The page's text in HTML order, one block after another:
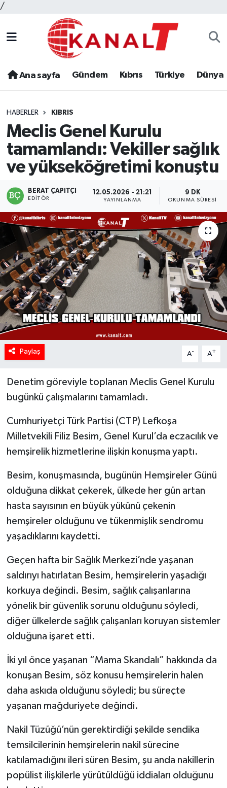
/
Ana sayfa Gündem Kıbrıs Türkiye Dünya
HABERLER KIBRIS
Meclis Genel Kurulu
tamamlandı: Vekiller sağlık
ve yükseköğretimi konuştu
BERAT ÇAPITÇI
EDITÖR
12.05.2026 - 21:21
YAYINLANMA
9 DK
OKUNMA SÜRESI
Paylaş A- A+
Denetim göreviyle toplanan Meclis Genel Kurulu
bugünkü çalışmalarını tamamladı.
Cumhuriyetçi Türk Partisi (CTP) Lefkoşa
Milletvekili Filiz Besim, Genel Kurul’da eczacılık ve
hemşirelik hizmetlerine ilişkin konuşma yaptı.
Besim, konuşmasında, bugünün Hemşireler Günü
olduğuna dikkat çekerek, ülkede her gün artan
hasta sayısının en büyük yükünü çekenin
hemşireler olduğunu ve tükenmişlik sendromu
yaşadıklarını kaydetti.
Geçen hafta bir Sağlık Merkezi’nde yaşanan
saldırıyı hatırlatan Besim, hemşirelerin yaşadığı
korkuya değindi. Besim, sağlık çalışanlarına
yönelik bir güvenlik sorunu olduğunu söyledi,
diğer ülkelerde sağlık çalışanları koruyan sistemler
olduğuna işaret etti.
İki yıl önce yaşanan “Mama Skandalı” hakkında da
konuşan Besim, söz konusu hemşirelerin halen
daha askıda olduğunu söyledi; bu süreçte
yaşanan mağduriyete değindi.
Nakil Tüzüğü’nün gerektirdiği şekilde sendika
temsilcilerinin hemşirelerin nakil sürecine
katılamadığını ileri süren Besim, şu anda nakillerin
popülist ilişkilerle yürütüldüğü iddiaları olduğunu